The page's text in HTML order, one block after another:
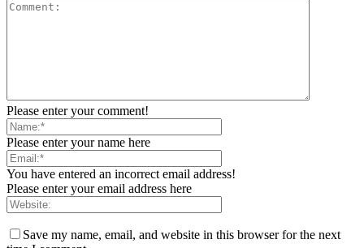
Please enter your comment!
Please enter your name here
You have entered an incorrect email address!
Please enter your email address here
Save my name, email, and website in this browser for the next